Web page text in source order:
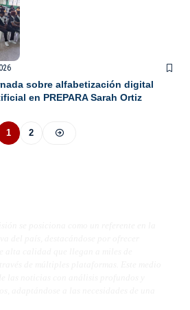
sobre alfabetización digital
en PREPARA Sarah Ortiz
1 2